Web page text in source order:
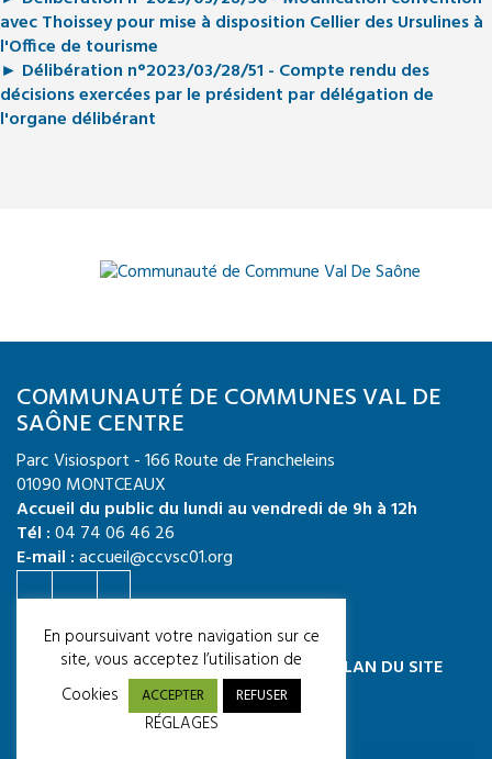
avec Thoissey pour mise à disposition Cellier des Ursulines à
l'Office de tourisme
► Délibération n°2023/03/28/51 - Compte rendu des
décisions exercées par le président par délégation de
l'organe délibérant
COMMUNAUTÉ DE COMMUNES VAL DE
SAÔNE CENTRE
Parc Visiosport - 166 Route de Francheleins
01090 MONTCEAUX
Accueil du public du lundi au vendredi de 9h à 12h
Tél :04 74 06 46 26
E-mail :accueil@ccvsc01.org
Crédit photo : CCVSC / Quentin TOURNIER
MENTIONS LÉGALES ACCESSIBILITÉ
PLAN DU SITE
En poursuivant votre navigation sur ce
site, vous acceptez l’utilisation de
Cookies
ACCEPTER REFUSER
RÉGLAGES